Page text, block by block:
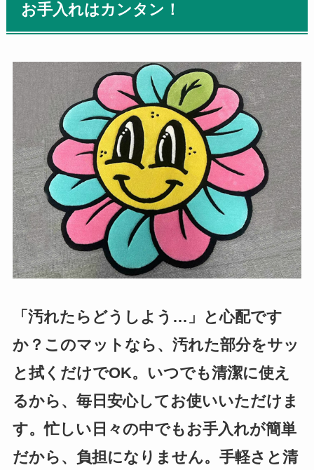
お手入れはカンタン！
「汚れたらどうしよう…」と心配です
か？このマットなら、汚れた部分をサッ
と拭くだけでOK。いつでも清潔に使え
るから、毎日安心してお使いいただけま
す。忙しい日々の中でもお手入れが簡単
だから、負担になりません。手軽さと清